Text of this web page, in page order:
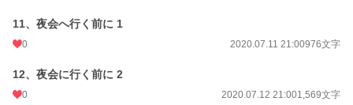
11、夜会へ行く前に 1
0 2020.07.11 21:00976文字
12、夜会に行く前に 2
0 2020.07.12 21:001,569文字